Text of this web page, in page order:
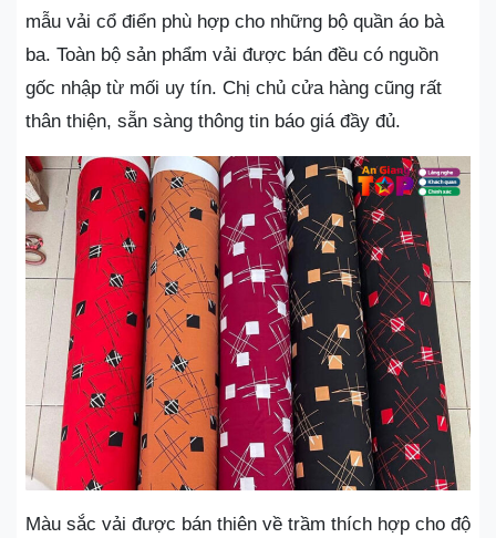
mẫu vải cổ điển phù hợp cho những bộ quần áo bà
ba. Toàn bộ sản phẩm vải được bán đều có nguồn
gốc nhập từ mối uy tín. Chị chủ cửa hàng cũng rất
thân thiện, sẵn sàng thông tin báo giá đầy đủ.
Màu sắc vải được bán thiên về trầm thích hợp cho độ